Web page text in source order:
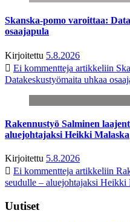
Skanska-pomo varoittaa:
osaajapula
Kirjoitettu 5.8.2026
Ei kommentteja artikkeliin
Datakeskustyömaita uhkaa
Rakennustyö Salminen
aluejohtajaksi Heikki Malaska
Kirjoitettu 5.8.2026
Ei kommentteja artikkeliin
seudulle – aluejohtajaksi Heikki
Uutiset